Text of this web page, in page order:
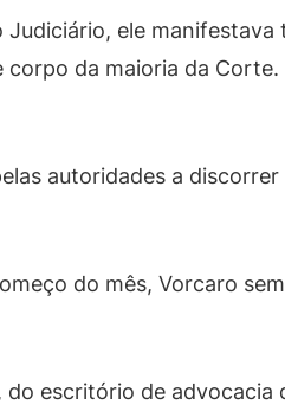
ele manifestava
da maioria da Corte.
autoridades a discorrer
do mês, Vorcaro
escritório de advocacia